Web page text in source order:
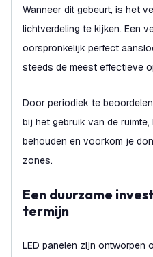
Wanneer dit gebeurt, is het
lichtverdeling te kijken. Een
oorspronkelijk perfect
steeds de meest effectieve
Door periodiek te
bij het gebruik van de
behouden en voorkom je
zones.
Een duurzame investering voor de lange
termijn
LED panelen zijn ontworpen